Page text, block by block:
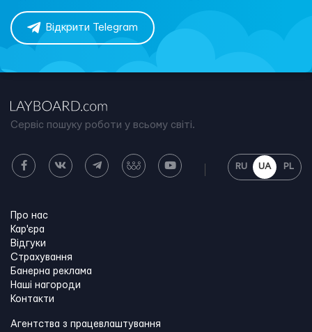
Відкрити Telegram
Сервіс пошуку роботи у всьому світі.
RU UA PL
Про нас
Кар'єра
Відгуки
Страхування
Банерна реклама
Наші нагороди
Контакти
Агентства з працевлаштування